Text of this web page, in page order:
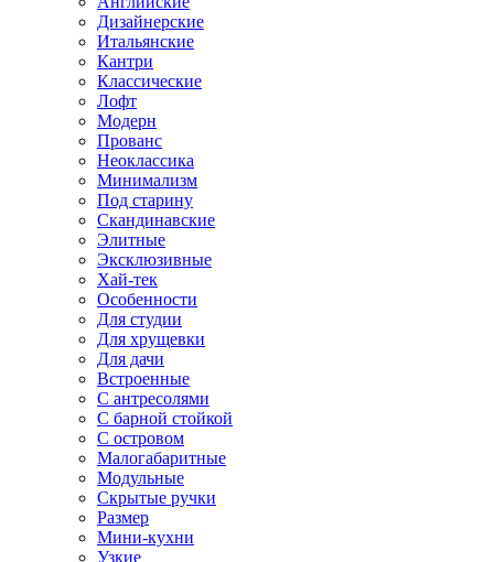
Дизайнерские
Итальянские
Кантри
Классические
Лофт
Модерн
Прованс
Неоклассика
Минимализм
Под старину
Скандинавские
Элитные
Эксклюзивные
Хай-тек
Особенности
Для студии
Для хрущевки
Для дачи
Встроенные
С антресолями
С барной стойкой
С островом
Малогабаритные
Модульные
Скрытые ручки
Размер
Мини-кухни
Узкие